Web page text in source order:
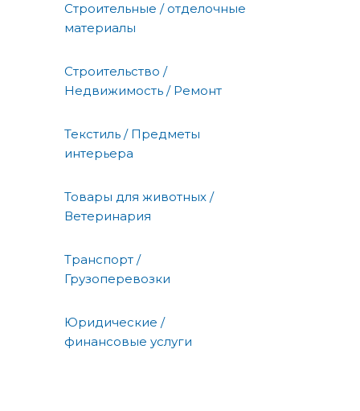
Строительные / отделочные
материалы
Строительство /
Недвижимость / Ремонт
Текстиль / Предметы
интерьера
Товары для животных /
Ветеринария
Транспорт /
Грузоперевозки
Юридические /
финансовые услуги